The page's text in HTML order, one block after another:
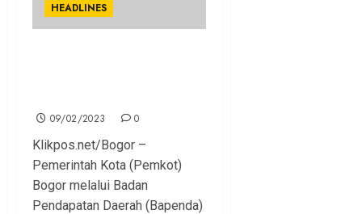
HEADLINES
09/02/2023 0
Klikpos.net/Bogor –
Pemerintah Kota (Pemkot)
Bogor melalui Badan
Pendapatan Daerah (Bapenda)